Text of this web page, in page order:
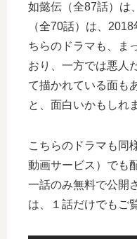
如懿伝（全87話）は
（全70話）は、
ちらのドラマも、ま
おり、一方では悪人
て描かれている面も
と、面白いかもしれ
こちらのドラマも同
動画サービス）でも
一話のみ無料で公開
は、１話だけでもご